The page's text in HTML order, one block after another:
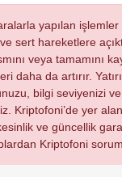
yapılan
sert hareketlere
veya tamamını
daha da artırır.
bilgi seviyenizi ve
Kriptofoni’de yer
ve güncellik
Kriptofoni